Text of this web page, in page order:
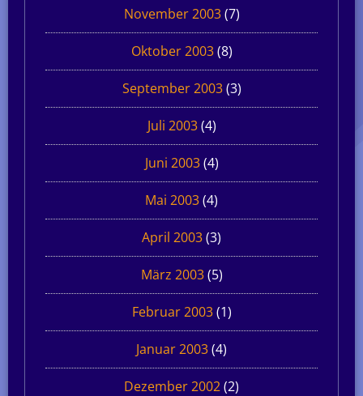
November 2003(7)
Oktober 2003(8)
September 2003(3)
Juli 2003(4)
Juni 2003(4)
Mai 2003(4)
April 2003(3)
März 2003(5)
Februar 2003(1)
Januar 2003(4)
Dezember 2002(2)